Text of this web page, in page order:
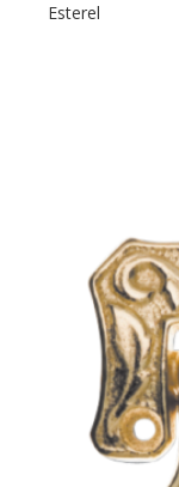
Esterel